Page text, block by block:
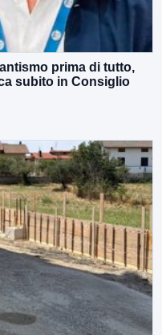
prima di tutto,
subito in Consiglio